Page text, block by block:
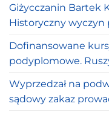
Giżycczanin Bartek
Historyczny wyczyn
Dofinansowane
podyplomowe.
Wyprzedzał na
sądowy zakaz